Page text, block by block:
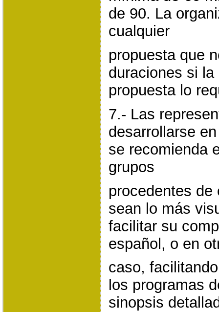
de 90. La
cualquier
propuesta que
duraciones si
propuesta lo
7.- Las
desarrollarse
se recomienda
grupos
procedentes
sean lo más
facilitar su
español, o en
caso,
los programas
sinopsis